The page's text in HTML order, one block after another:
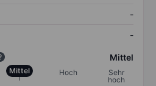
-
-
Mittel
Mittel Hoch
Sehr
hoch